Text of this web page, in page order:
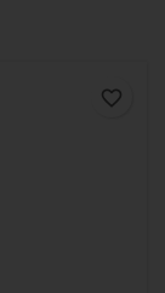
favorite_border